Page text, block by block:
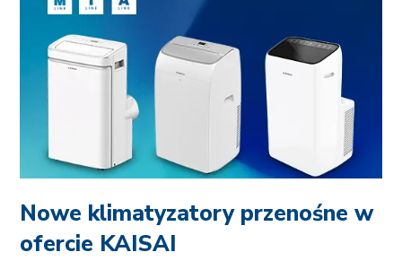
Nowe klimatyzatory przenośne w
ofercie KAISAI